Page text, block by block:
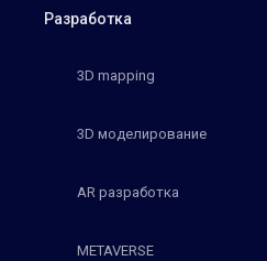
Разработка
3D mapping
3D моделирование
AR разработка
METAVERSE